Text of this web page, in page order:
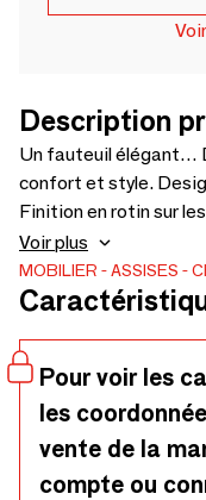
Description
Un fauteuil élégant…
confort et style.
Finition en rotin sur
chambre, un hall
essence de bois,
Voir plus
MOBILIER ASSISES
Pour voir les
les
vente de la
compte ou